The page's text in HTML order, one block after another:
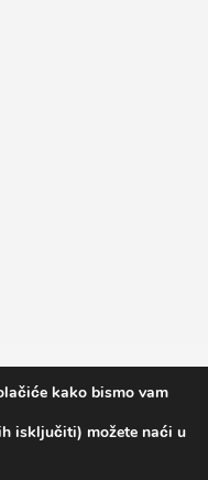
o kupnji
kako bismo vam
isključiti) možete naći u